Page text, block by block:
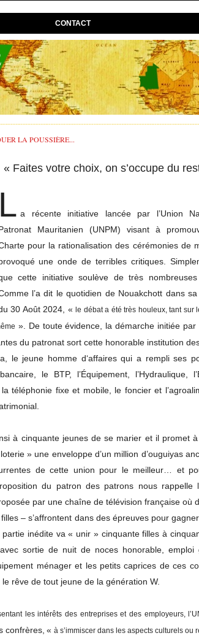
CONTACT
LA POUSSIÈRE...
Faites votre choix, on s’occupe du
L a récente initiative lancée par l’Union
Mauritanien (UNPM) visant à
pour la rationalisation des cérémonies de
une onde de terribles critiques.
cette initiative soulève de très nombreuses
l’a dit le quotidien de Nouakchott dans
30 Août 2024, « le débat a été très houleux, tant sur
». De toute évidence, la démarche initiée par
du patronat sort cette honorable institution
le jeune homme d‘affaires qui a rempli ses
le BTP, l’Équipement, l’Hydraulique,
téléphonie fixe et mobile, le foncier et
à cinquante jeunes de se marier et il promet
» une enveloppe d’un million d’ouguiyas
de cette union pour le meilleur… et
du patron des patrons nous rappelle
par une chaîne de télévision française où
– s’affrontent dans des épreuves pour
partie inédite va « unir » cinquante filles à
sortie de nuit de noces honorable, emploi
ménager et les petits caprices de ces
rêve de tout jeune de la génération W.
les intérêts des entreprises et des employeurs,
confrères, « à s’immiscer dans les aspects culturels ou